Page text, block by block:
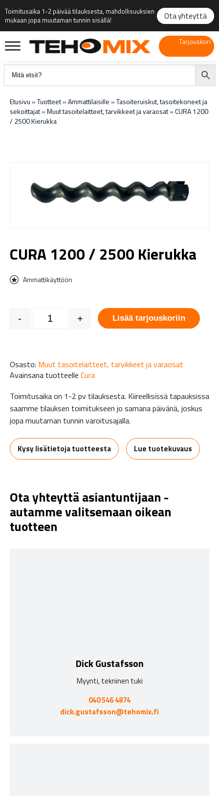
Toimitusaika 1-2 päivää tilauksesta, mahdollisuuksien
mukaan jopa muutaman tunnin sisällä!
Ota yhteyttä
Tarjouskori
Etusivu »Tuotteet»Ammattilaisille »Tasoiteruiskut, tasoitekoneet ja
sekoittajat»Muut tasoitelaitteet, tarvikkeet ja varaosat»CURA 1200
/ 2500 Kierukka
CURA 1200 / 2500 Kierukka
Ammattikäyttöön
CURA 1200 / 2500 Kierukka määrä
- + Lisää tarjouskoriin
Osasto: Muut tasoitelaitteet, tarvikkeet ja varaosat
Avainsana tuotteelle Cura
Toimitusaika on 1-2 pv tilauksesta. Kiireellisissä tapauksissa
saamme tilauksen toimitukseen jo samana päivänä, joskus
jopa muutaman tunnin varoitusajalla.
Kysy lisätietoja tuotteesta Lue tuotekuvaus
Ota yhteyttä asiantuntijaan -
autamme valitsemaan oikean
tuotteen
Dick Gustafsson
Myynti, tekninen tuki
040 546 4874
dick.gustafsson@tehomix.fi